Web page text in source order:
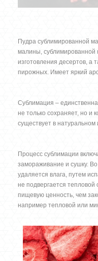
Пудра сублимированной
малины, сублимированной
изготовления десертов, а
пирожных. Имеет яркий
Сублимация –
не только сохраняет, но и
существует в натуральном
Процесс сублимации
замораживание и сушку.
удаляется влага, путем
не подвергается
пищевую ценность, чем
например тепловой или